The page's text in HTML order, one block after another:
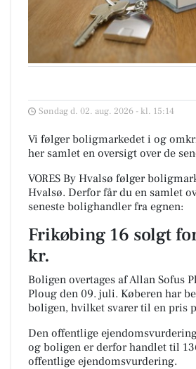
Søndag d. 02. aug. 2026 - kl. 15:14
Vi følger boligmarkedet i og
her samlet en oversigt over de
VORES By Hvalsø følger
Hvalsø. Derfor får du en samlet
seneste bolighandler fra egnen:
Frikøbing 16 solgt
kr.
Boligen overtages af Allan Sofus
Ploug den 09. juli. Køberen har
boligen, hvilket svarer til en pris
Den offentlige
og boligen er derfor handlet til
offentlige ejendomsvurdering.